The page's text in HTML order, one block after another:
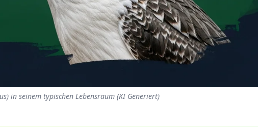
in seinem typischen Lebensraum (KI Generiert)